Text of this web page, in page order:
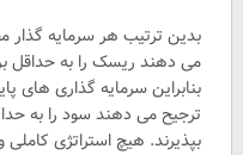
بدین ترتیب هر سرمایه گذار
می دهند ریسک را به حداقل
بنابراین سرمایه گذاری های
ترجیح می دهند سود را به
بپذیرند. هیچ استراتژی کاملی